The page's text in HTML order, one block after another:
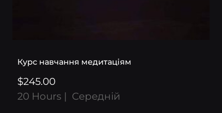
Курс навчання медитаціям
$245.00
20 Hours
Середній